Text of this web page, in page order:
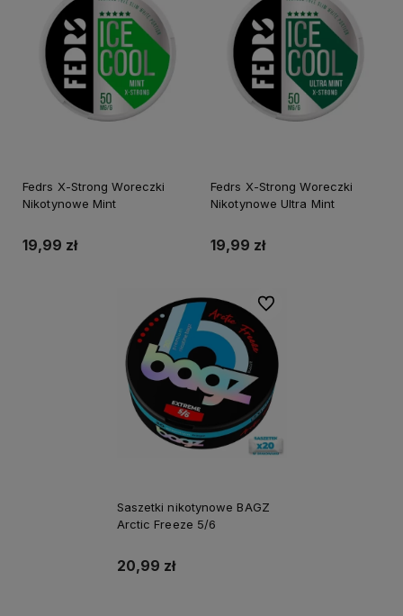
Fedrs X-Strong Woreczki
Nikotynowe Mint
19,99 zł
Fedrs X-Strong Woreczki
Nikotynowe Ultra Mint
19,99 zł
Saszetki nikotynowe BAGZ
Arctic Freeze 5/6
20,99 zł
Do ulubionych